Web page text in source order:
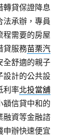
轉貸保證降息
法承辦，專員
程需要的房屋
貸服務苗栗汽
全舒適的親子
設計的公共設
利率北投當舖
額信貸中和的
融資等金融諮
申辦快速便宜